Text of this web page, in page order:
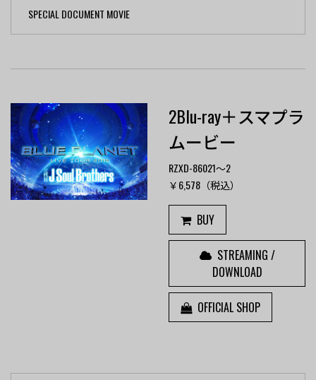
SPECIAL DOCUMENT MOVIE
2Blu-ray＋スマプラ
ムービー
RZXD-86021～2
￥6,578（税込）
BUY
STREAMING /
DOWNLOAD
OFFICIAL SHOP